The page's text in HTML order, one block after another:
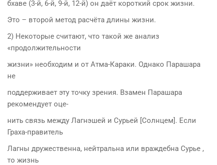
бхаве (3-й, 6-й, 9-й, 12-й) он даёт короткий срок жизни.
Это – второй метод расчёта длины жизни.
2) Некоторые считают, что такой же анализ
«продолжительности
жизни» необходим и от Атма-Караки. Однако Парашара
не
поддерживает эту точку зрения. Взамен Парашара
рекомендует оце-
нить связь между Лагнэшей и Сурьей [Солнцем]. Если
Граха-правитель
Лагны дружественна, нейтральна или враждебна Сурье ,
то жизнь